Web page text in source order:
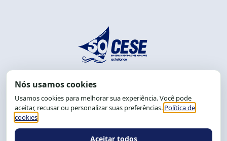
End.: R. da Graça, 150. Graça
CEP: 40.150-055
Salvador-BA, Brasil.
Tel.: (71) 2104-5457, Cel.: (71) 9 9239-2104 ou 2105
Expediente: 8h às 12h e 13 às 17h.